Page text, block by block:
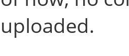
uploaded.